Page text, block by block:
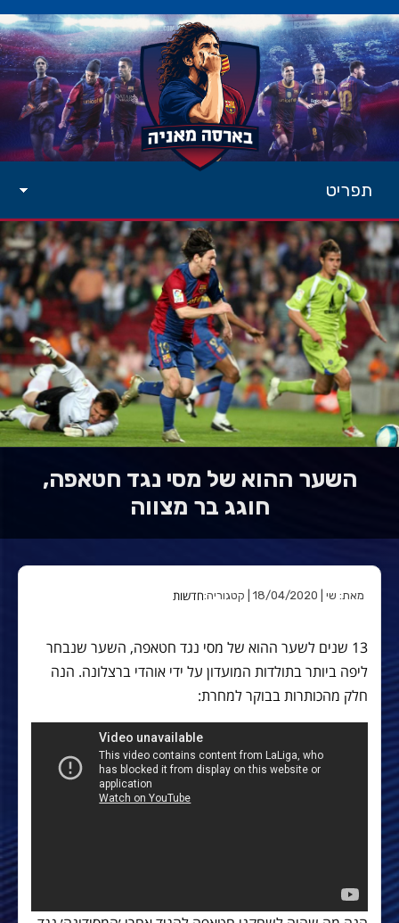
תפריט
השער ההוא של מסי נגד חטאפה,
חוגג בר מצווה
מאת: שי | 18/04/2020 | קטגוריה: חדשות
13 שנים לשער ההוא של מסי נגד חטאפה, השער שנבחר
ליפה ביותר בתולדות המועדון על ידי אוהדי ברצלונה. הנה
חלק מהכותרות בבוקר למחרת: